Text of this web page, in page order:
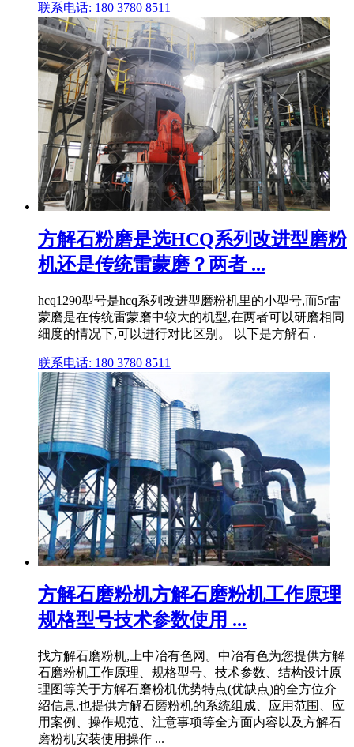
联系电话: 180 3780 8511
方解石粉磨是选HCQ系列改进型磨粉
机还是传统雷蒙磨？两者 ...
hcq1290型号是hcq系列改进型磨粉机里的小型号,而5r雷
蒙磨是在传统雷蒙磨中较大的机型,在两者可以研磨相同
细度的情况下,可以进行对比区别。 以下是方解石 .
联系电话: 180 3780 8511
方解石磨粉机方解石磨粉机工作原理
规格型号技术参数使用 ...
找方解石磨粉机,上中冶有色网。中冶有色为您提供方解
石磨粉机工作原理、规格型号、技术参数、结构设计原
理图等关于方解石磨粉机优势特点(优缺点)的全方位介
绍信息,也提供方解石磨粉机的系统组成、应用范围、应
用案例、操作规范、注意事项等全方面内容以及方解石
磨粉机安装使用操作 ...